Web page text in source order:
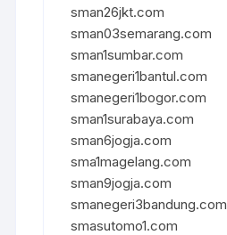
sman26jkt.com
sman03semarang.com
sman1sumbar.com
smanegeri1bantul.com
smanegeri1bogor.com
sman1surabaya.com
sman6jogja.com
sma1magelang.com
sman9jogja.com
smanegeri3bandung.com
smasutomo1.com